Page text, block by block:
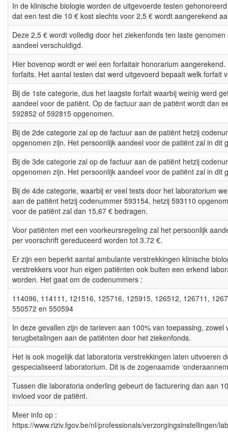
In de klinische biologie worden de uitgevoerde testen
dat een test die 10 € kost slechts voor 2,5 € wordt aangerekend
Deze 2,5 € wordt volledig door het ziekenfonds ten laste
aandeel verschuldigd.
Hier bovenop wordt er wel een forfaitair honorarium
forfaits. Het aantal testen dat werd uitgevoerd bepaalt welk forfait
Bij de 1ste categorie, dus het laagste forfait waarbij weinig werd
aandeel voor de patiënt. Op de factuur aan de patiënt wordt dan
592852 of 592815 opgenomen.
Bij de 2de categorie zal op de factuur aan de patiënt hetzij
opgenomen zijn. Het persoonlijk aandeel voor de patiënt zal in dit
Bij de 3de categorie zal op de factuur aan de patiënt hetzij
opgenomen zijn. Het persoonlijk aandeel voor de patiënt zal in dit
Bij de 4de categorie, waarbij er veel tests door het laboratorium
aan de patiënt hetzij codenummer 593154, hetzij 593110
voor de patiënt zal dan 15,67 € bedragen.
Voor patiënten met een voorkeursregeling zal het persoonlijk
per voorschrift gereduceerd worden tot 3.72 €.
Er zijn een beperkt aantal ambulante verstrekkingen klinische
verstrekkers voor hun eigen patiënten ook buiten een erkend
worden. Het gaat om de codenummers :
114096, 114111, 121516, 125716, 125915, 126512, 126711,
550572 en 550594
In deze gevallen zijn de tarieven aan 100% van toepassing,
terugbetalingen aan de patiënten door het ziekenfonds.
Het is ook mogelijk dat laboratoria verstrekkingen laten uitvoeren
gespecialiseerd laboratorium. Dit is de zogenaamde
Tussen die laboratoria onderling gebeurt de facturering dan aan
invloed voor de patiënt.
Meer info op :
https://www.riziv.fgov.be/nl/professionals/verzorgingsinstellingen/